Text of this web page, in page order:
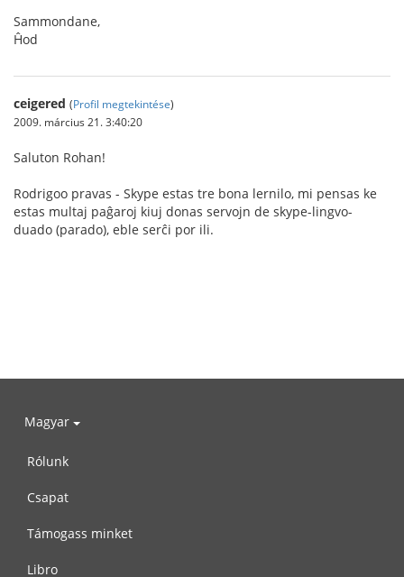
Sammondane,
Ĥod
ceigered (Profil megtekintése)
2009. március 21. 3:40:20
Saluton Rohan!
Rodrigoo pravas - Skype estas tre bona lernilo, mi pensas ke
estas multaj paĝaroj kiuj donas servojn de skype-lingvo-
duado (parado), eble serĉi por ili.
Magyar
Rólunk
Csapat
Támogass minket
Libro